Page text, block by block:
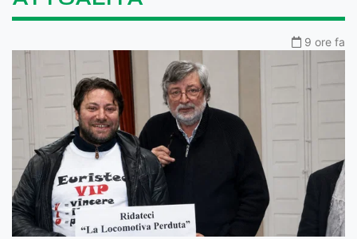
9 ore fa